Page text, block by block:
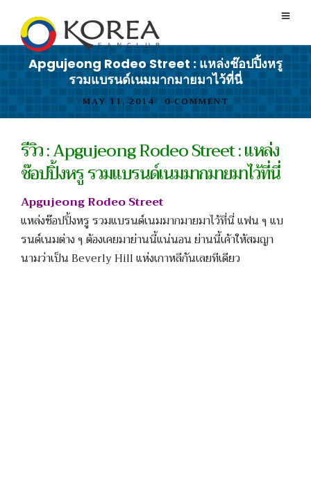
Apgujeong Rodeo Street : แหล่งช๊อปปิ้งหรู
รวมแบรนด์เนมมากมายมาไว้ที่นี่
MAY 11, 2014 • 0 COMMENT
รีวิว : Apgujeong Rodeo Street : แหล่ง
ช๊อปปิ้งหรู รวมแบรนด์เนมมากมายมาไว้ที่นี่
Apgujeong Rodeo Street
แหล่งช๊อปปิ้งหรู รวมแบรนด์เนมมากมายมาไว้ที่นี่ แฟน ๆ แบ
รนด์เนมต่าง ๆ ต้องเคยมาย่านนี้แน่นอน ย่านนี้เค้าให้สมญา
นามว่าเป็น Beverly Hill แห่งเกาหลีกันเลยทีเดียว